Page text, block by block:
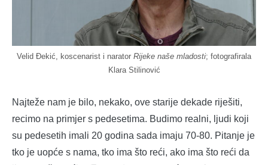
Velid Đekić, koscenarist i narator Rijeke naše mladosti; fotografirala
Klara Stilinović
Najteže nam je bilo, nekako, ove starije dekade riješiti,
recimo na primjer s pedesetima. Budimo realni, ljudi koji
su pedesetih imali 20 godina sada imaju 70-80. Pitanje je
tko je uopće s nama, tko ima što reći, ako ima što reći da